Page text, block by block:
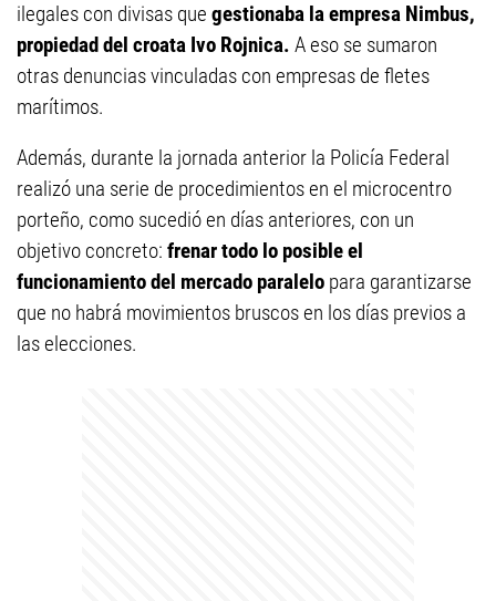
ilegales con divisas que gestionaba la empresa Nimbus,
propiedad del croata Ivo Rojnica. A eso se sumaron
otras denuncias vinculadas con empresas de fletes
marítimos.
Además, durante la jornada anterior la Policía Federal
realizó una serie de procedimientos en el microcentro
porteño, como sucedió en días anteriores, con un
objetivo concreto: frenar todo lo posible el
funcionamiento del mercado paralelo para garantizarse
que no habrá movimientos bruscos en los días previos a
las elecciones.